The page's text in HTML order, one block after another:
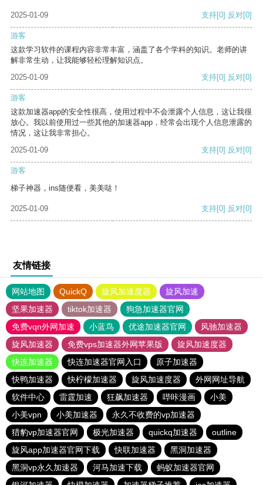
2025-01-09 支持[0] 反对[0]
游客
这款学习软件的课程内容非常丰富，涵盖了各个学科的知识。老师的讲
解非常生动，让我能够轻松理解知识点。
2025-01-09
支持[0] 反对[0]
游客
这款加速器app的安全性很高，使用过程中不会泄露个人信息，这让我很
放心。我以前使用过一些其他的加速器app，经常会出现个人信息泄露的
情况，这让我非常担心。
2025-01-09
支持[0] 反对[0]
游客
梯子神器，ins随便看，美美哒！
2025-01-09 支持[0] 反对[0]
友情链接
网站地图 QuickQ 旋风加速度器
旋风加速
坚果加速器
tiktok加速器
狗急加速器官网
免费vqn外网加速
小蓝鸟 优途加速器官网
风驰加速器
旋风加速器
免费vps加速器外网苹果版
旋风加速度器
快连加速器
快连加速器官网入口
原子加速器
快鸭加速器
快柠檬加速器 旋风加速度器
外网网址导航
软件中心
雷霆加速 狂飙加速器 哔咔漫画
小美
小美vpn
小美加速器
永久不收费的vp加速器
猎豹vp加速器官网
极光加速器 quickq加速器
outline
旋风app加速器官网下载
快联加速器
黑洞加速器
黑洞vp永久加速器
河马加速下载
蚂蚁加速器官网